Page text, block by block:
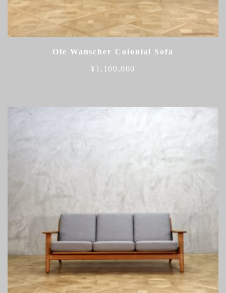
Ole Wanscher Colonial Sofa
¥ 1,100,000